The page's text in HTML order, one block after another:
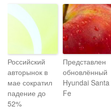
Российский
авторынок в
мае сократил
падение до
52%
Представлен
обновлённый
Hyundai Santa
Fe